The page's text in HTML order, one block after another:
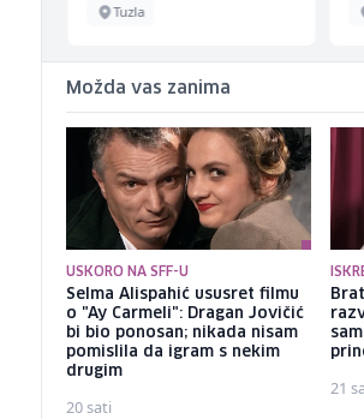
Tuzla
Možda vas zanima
USKORO NA SFF-U
Selma Alispahić ususret filmu
o "Ay Carmeli": Dragan Jovičić
bi bio ponosan; nikada nisam
pomislila da igram s nekim
drugim
20 sati
21